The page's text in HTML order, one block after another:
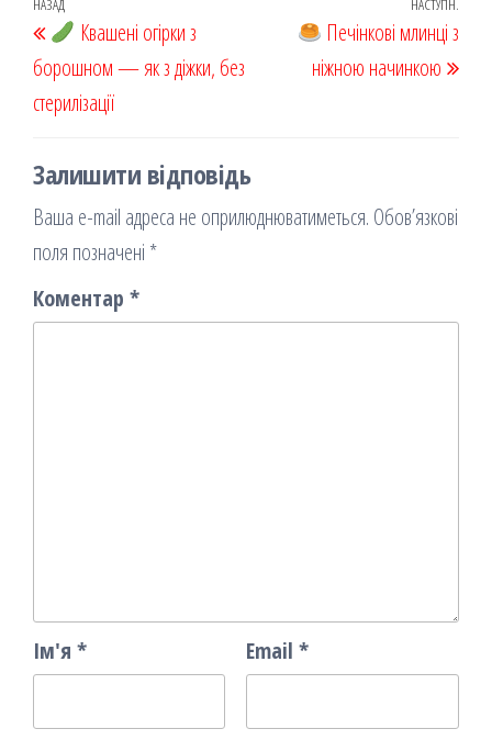
k on
я
Навігація
записів
Попередній
запис Квашені огірки з
борошном — як з діжки, без
стерилізації
Печінкові млинці з
ніжною начинкою
Залишити відповідь
Ваша e-mail адреса не оприлюднюватиметься. Обов’язкові
поля позначені *
Коментар *
Ім'я * Email *